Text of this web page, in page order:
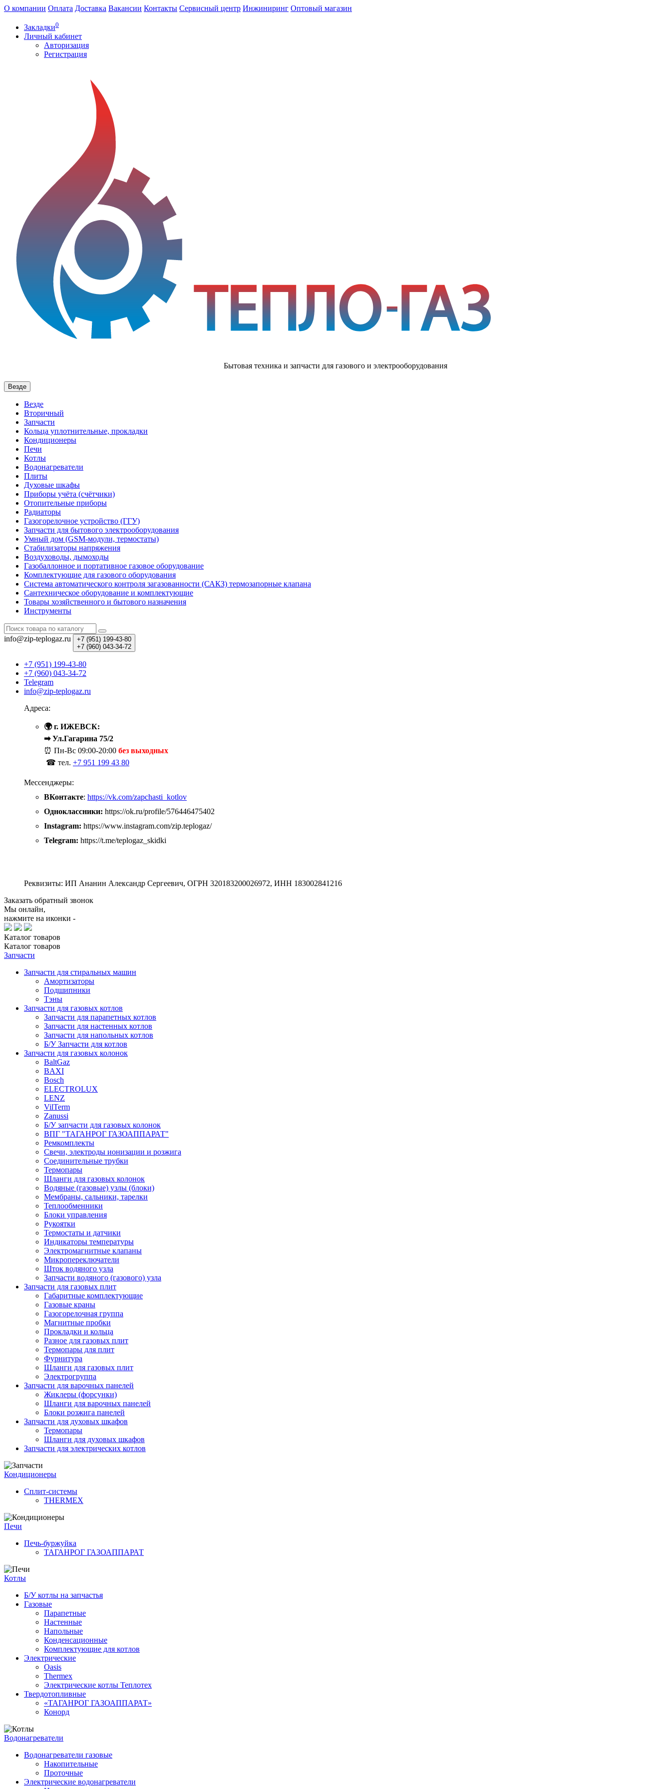
О компании Оплата Доставка Вакансии Контакты Сервисный центр Инжиниринг Оптовый магазин
Закладки0
Личный кабинет
Авторизация
Регистрация
Бытовая техника и запчасти для газового и электрооборудования
Везде
Везде
Вторичный
Запчасти
Кольца уплотнительные, прокладки
Кондиционеры
Печи
Котлы
Водонагреватели
Плиты
Духовые шкафы
Приборы учёта (счётчики)
Отопительные приборы
Радиаторы
Газогорелочное устройство (ГГУ)
Запчасти для бытового электрооборудования
Умный дом (GSM-модули, термостаты)
Cтабилизаторы напряжения
Воздуховоды, дымоходы
Газобаллонное и портативное газовое оборудование
Комплектующие для газового оборудования
Система автоматического контроля загазованности (САКЗ) термозапорные клапана
Сантехническое оборудование и комплектующие
Товары хозяйственного и бытового назначения
Инструменты
info@zip-teplogaz.ru +7 (951) 199-43-80
+7 (960) 043-34-72
+7 (951) 199-43-80
+7 (960) 043-34-72
Telegram
info@zip-teplogaz.ru
Адреса:
🌍 г. ИЖЕВСК:
➡ Ул.Гагарина 75/2
⏰ Пн-Вс 09:00-20:00 без выходных
☎ тел. +7 951 199 43 80
Мессенджеры:
ВКонтакте: https://vk.com/zapchasti_kotlov
Одноклассники: https://ok.ru/profile/576446475402
Instagram: https://www.instagram.com/zip.teplogaz/
Telegram: https://t.me/teplogaz_skidki
Реквизиты: ИП Ананин Александр Сергеевич, ОГРН 320183200026972, ИНН 183002841216
Заказать обратный звонок
Мы онлайн,
нажмите на иконки -
Каталог товаров
Каталог товаров
Запчасти
Запчасти для стиральных машин
Амортизаторы
Подшипники
Тэны
Запчасти для газовых котлов
Запчасти для парапетных котлов
Запчасти для настенных котлов
Запчасти для напольных котлов
Б/У Запчасти для котлов
Запчасти для газовых колонок
BaltGaz
BAXI
Bosch
ELECTROLUX
LENZ
VilTerm
Zanussi
Б/У запчасти для газовых колонок
ВПГ "ТАГАНРОГ ГАЗОАППАРАТ"
Ремкомплекты
Свечи, электроды ионизации и розжига
Соединительные трубки
Термопары
Шланги для газовых колонок
Водяные (газовые) узлы (блоки)
Мембраны, сальники, тарелки
Теплообменники
Блоки управления
Рукоятки
Термостаты и датчики
Индикаторы температуры
Электромагнитные клапаны
Микропереключатели
Шток водяного узла
Запчасти водяного (газового) узла
Запчасти для газовых плит
Габаритные комплектующие
Газовые краны
Газогорелочная группа
Магнитные пробки
Прокладки и кольца
Разное для газовых плит
Термопары для плит
Фурнитура
Шланги для газовых плит
Электрогруппа
Запчасти для варочных панелей
Жиклеры (форсунки)
Шланги для варочных панелей
Блоки розжига панелей
Запчасти для духовых шкафов
Термопары
Шланги для духовых шкафов
Запчасти для электрических котлов
Кондиционеры
Сплит-системы
THERMEX
Печи
Печь-буржуйка
ТАГАНРОГ ГАЗОАППАРАТ
Котлы
Б/У котлы на запчастья
Газовые
Парапетные
Настенные
Напольные
Конденсационные
Комплектующие для котлов
Электрические
Oasis
Thermex
Электрические котлы Теплотех
Твердотопливные
«ТАГАНРОГ ГАЗОАППАРАТ»
Конорд
Водонагреватели
Водонагреватели газовые
Накопительные
Проточные
Электрические водонагреватели